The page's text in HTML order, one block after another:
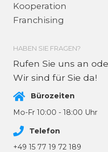
Kooperation
Franchising
HABEN SIE FRAGEN?
Rufen Sie uns an
Wir sind für Sie da!
Bürozeiten
Mo-Fr 10:00 - 18:00 Uhr
Telefon
+49 15 77 19 72 189